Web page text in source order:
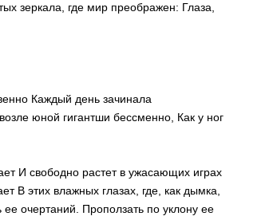
зеркала, где мир преображен: Глаза,
Каждый день зачинала
юной гигантши бессменно, Как у ног
И свободно растет в ужасающих играх
В этих влажных глазах, где, как дымка,
очертаний. Проползать по уклону ее